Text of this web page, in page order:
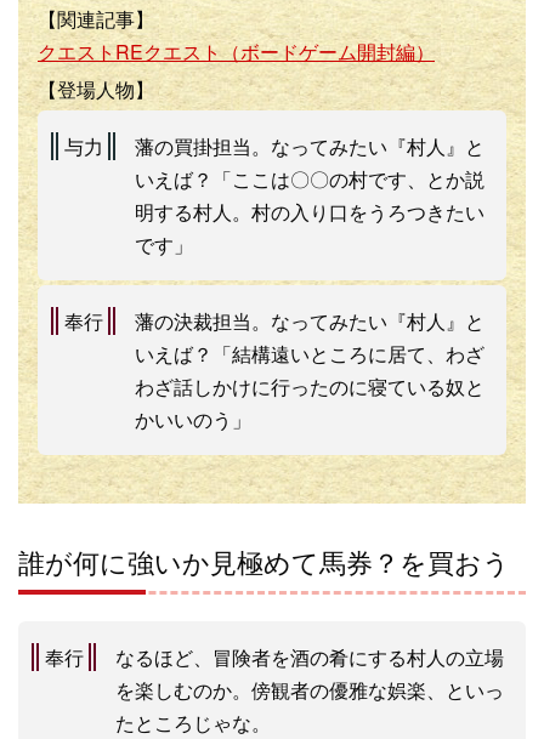
【関連記事】
クエストREクエスト（ボードゲーム開封編）
【登場人物】
与力
藩の買掛担当。なってみたい『村人』と
いえば？「ここは〇〇の村です、とか説
明する村人。村の入り口をうろつきたい
です」
奉行
藩の決裁担当。なってみたい『村人』と
いえば？「結構遠いところに居て、わざ
わざ話しかけに行ったのに寝ている奴と
かいいのう」
誰が何に強いか見極めて馬券？を買おう
奉行
なるほど、冒険者を酒の肴にする村人の立場
を楽しむのか。傍観者の優雅な娯楽、といっ
たところじゃな。